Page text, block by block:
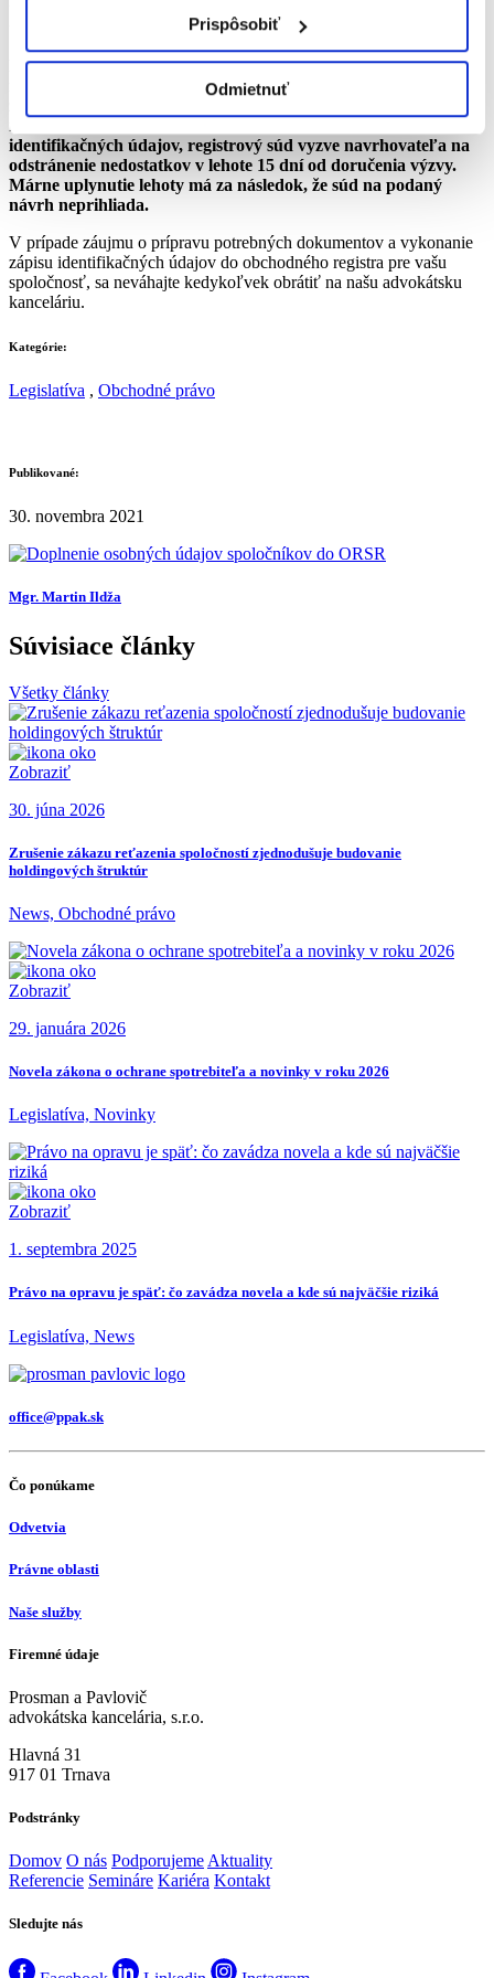
Prispôsobiť
Odmietnuť
uloženia sankcie zo strany registrového súdu.
Naďalej ale platí už pôvodná povinnosť doplnenia
identifikačných údajov spolu s najbližším podaním návrhu na
na zápis (iných) zmien nebude obsahovať aj doplnenie
identifikačných údajov, registrový súd vyzve navrhovateľa na
odstránenie nedostatkov v lehote 15 dní od doručenia výzvy.
Márne uplynutie lehoty má za následok, že súd na podaný
návrh neprihliada.
V prípade záujmu o prípravu potrebných dokumentov a vykonanie
zápisu identifikačných údajov do obchodného registra pre vašu
spoločnosť, sa neváhajte kedykoľvek obrátiť na našu advokátsku
kanceláriu.
Kategórie:
Legislatíva , Obchodné právo
Publikované:
30. novembra 2021
Mgr. Martin Ildža
Súvisiace články
Všetky články
Zobraziť
30. júna 2026
Zrušenie zákazu reťazenia spoločností zjednodušuje budovanie
holdingových štruktúr
News, Obchodné právo
Zobraziť
29. januára 2026
Novela zákona o ochrane spotrebiteľa a novinky v roku 2026
Legislatíva, Novinky
Zobraziť
1. septembra 2025
Právo na opravu je späť: čo zavádza novela a kde sú najväčšie riziká
Legislatíva, News
office@ppak.sk
Čo ponúkame
Odvetvia
Právne oblasti
Naše služby
Firemné údaje
Prosman a Pavlovič
advokátska kancelária, s.r.o.
Hlavná 31
917 01 Trnava
Podstránky
Domov O nás Podporujeme Aktuality
Referencie Semináre Kariéra Kontakt
Sledujte nás